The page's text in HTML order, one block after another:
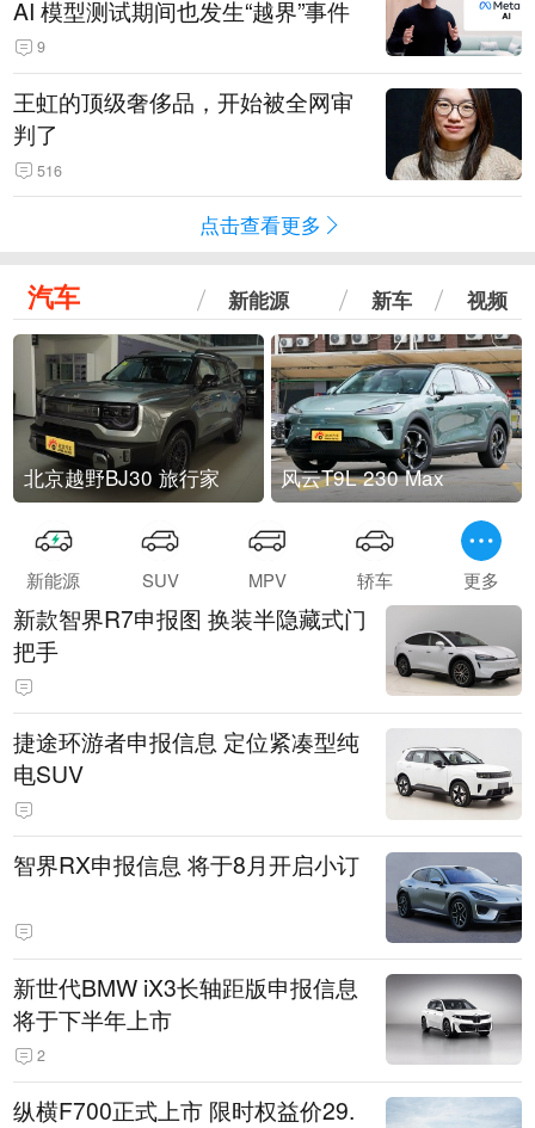
AI 模型测试期间也发生“越界”事件
9
王虹的顶级奢侈品，开始被全网审
判了
516
点击查看更多
汽车 新能源 新车 视频
北京越野BJ30 旅行家 风云T9L 230 Max
新能源 SUV MPV 轿车 更多
新款智界R7申报图 换装半隐藏式门
把手
捷途环游者申报信息 定位紧凑型纯
电SUV
智界RX申报信息 将于8月开启小订
新世代BMW iX3长轴距版申报信息
将于下半年上市
2
纵横F700正式上市 限时权益价29.